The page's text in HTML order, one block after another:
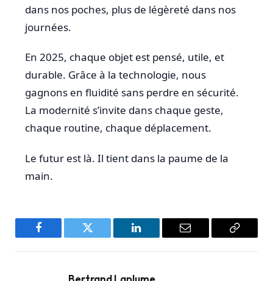
dans nos poches, plus de légèreté dans nos
journées.
En 2025, chaque objet est pensé, utile, et
durable. Grâce à la technologie, nous
gagnons en fluidité sans perdre en sécurité.
La modernité s’invite dans chaque geste,
chaque routine, chaque déplacement.
Le futur est là. Il tient dans la paume de la
main.
Facebook Twitter LinkedIn Email
Copy